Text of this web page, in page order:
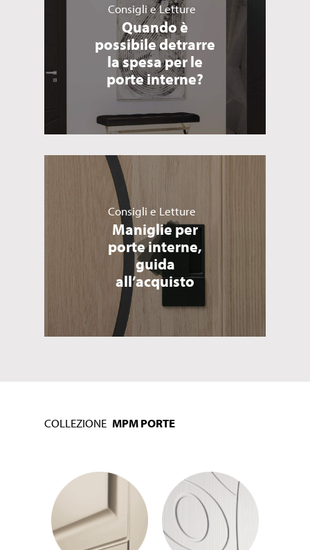
Consigli e Letture
Quando è
possibile detrarre
la spesa per le
porte interne?
Consigli e Letture
Maniglie per
porte interne,
guida
all’acquisto
COLLEZIONE MPM PORTE